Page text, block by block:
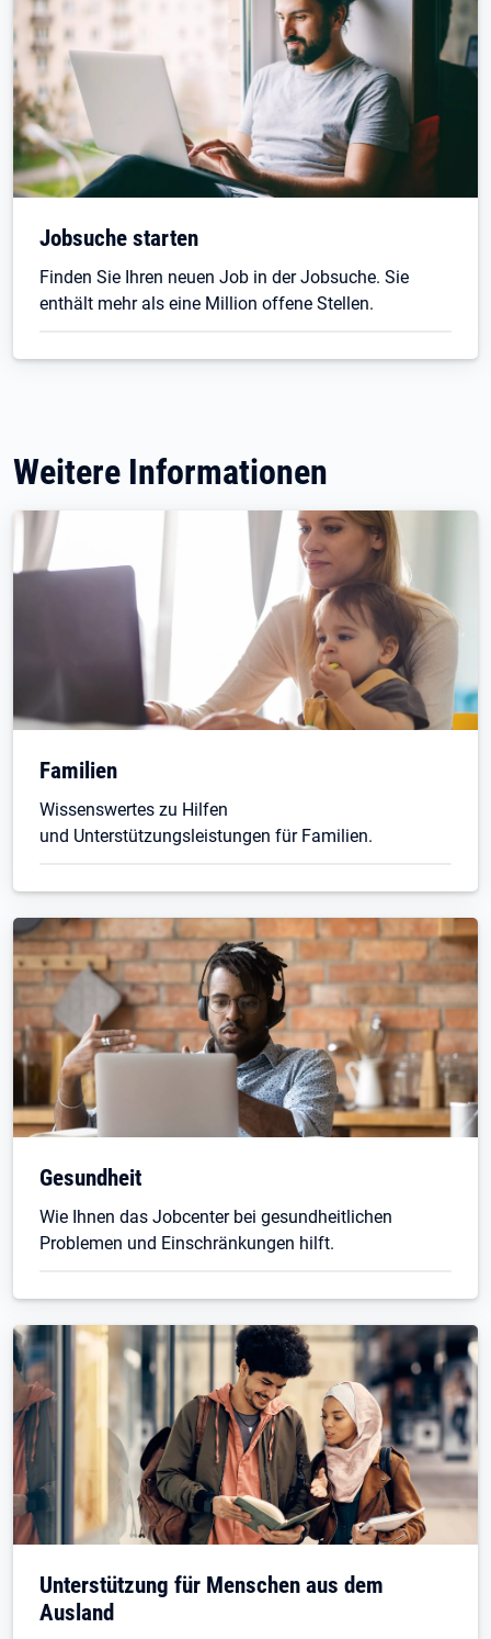
Jobsuche starten
Finden Sie Ihren neuen Job in der Jobsuche. Sie
enthält mehr als eine Million offene Stellen.
Weitere Informationen
Familien
Wissenswertes zu Hilfen
und Unterstützungsleistungen für Familien.
Gesundheit
Wie Ihnen das Jobcenter bei gesundheitlichen
Problemen und Einschränkungen hilft.
Unterstützung für Menschen aus dem
Ausland